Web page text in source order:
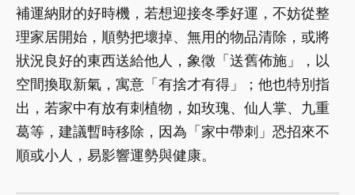
補運納財的好時機，若想迎接冬季好運，不妨從整
理家居開始，順勢把壞掉、無用的物品清除，或將
狀況良好的東西送給他人，象徵「送舊佈施」，以
空間換取新氣，寓意「有捨才有得」；他也特別指
出，若家中有放有刺植物，如玫瑰、仙人掌、九重
葛等，建議暫時移除，因為「家中帶刺」恐招來不
順或小人，易影響運勢與健康。